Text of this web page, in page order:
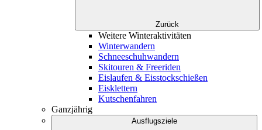
Zurück
Weitere Winteraktivitäten
Winterwandern
Schneeschuhwandern
Skitouren & Freeriden
Eislaufen & Eisstockschießen
Eisklettern
Kutschenfahren
Ganzjährig
Ausflugsziele